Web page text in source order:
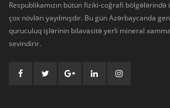
Respublikamızın bütün fiziki-coğrafi bölgələrində
çox növləri yayılmışdır. Bu gün Azərbaycanda
quruculuq işlərinin bilavasitə yerli mineral
sevindirir.